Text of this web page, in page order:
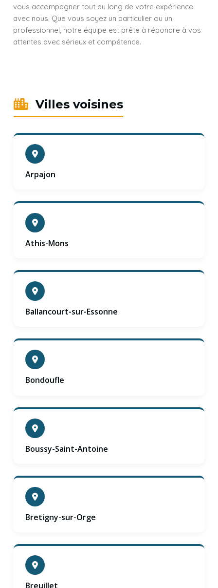
vous accompagner tout au long de votre expérience
avec nous. Que vous soyez un particulier ou un
professionnel, notre équipe est prête à répondre à vos
attentes avec sérieux et compétence.
Villes voisines
Arpajon
Athis-Mons
Ballancourt-sur-Essonne
Bondoufle
Boussy-Saint-Antoine
Bretigny-sur-Orge
Breuillet